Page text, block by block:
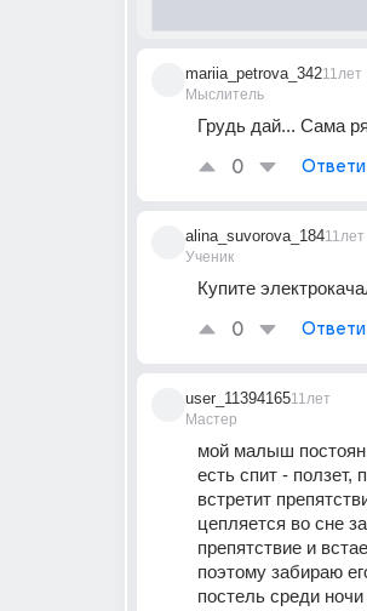
mariia_petrova_342
Мыслитель
11лет
Грудь дай... Сама
0
alina_suvorova_184
Ученик
11лет
Купите
0
user_11394165
Мастер
11лет
мой малыш
есть спит - ползет,
встретит
цепляется во сне
препятствие и
поэтому забираю
постель среди ночи